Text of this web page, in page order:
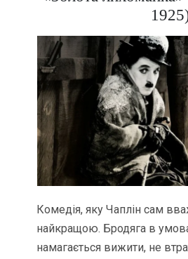
Комедія, яку Чаплін сам
найкращою. Бродяга в
намагається вижити, не